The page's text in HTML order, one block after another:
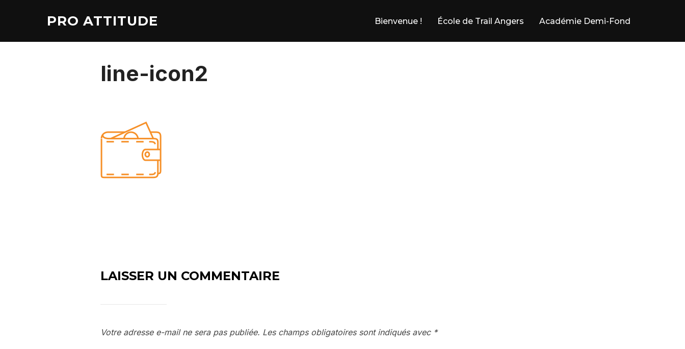
PRO ATTITUDE Bienvenue ! École de Trail Angers Académie Demi-Fond
line-icon2
LAISSER UN COMMENTAIRE
Votre adresse e-mail ne sera pas publiée. Les champs obligatoires sont indiqués avec *